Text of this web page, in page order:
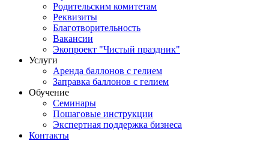
Родительским комитетам
Реквизиты
Благотворительность
Вакансии
Экопроект "Чистый праздник"
Услуги
Аренда баллонов с гелием
Заправка баллонов с гелием
Обучение
Семинары
Пошаговые инструкции
Экспертная поддержка бизнеса
Контакты